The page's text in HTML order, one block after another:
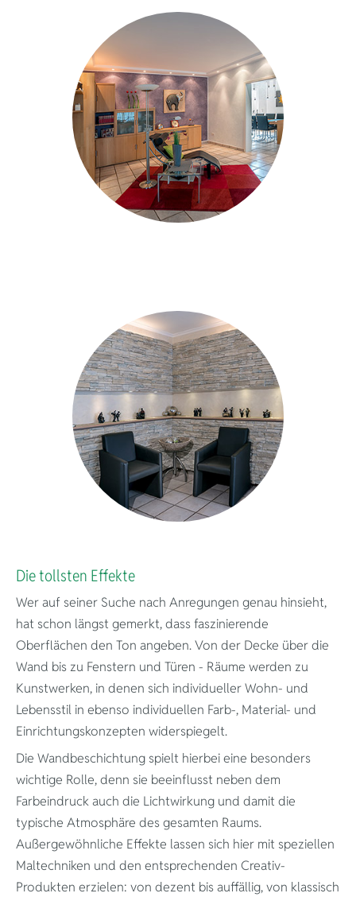
Farbe seit
Über 50
Die tollsten Effekte
Wer auf seiner Suche nach Anregungen genau hinsieht,
hat schon längst gemerkt, dass faszinierende
Oberflächen den Ton angeben. Von der Decke über die
Wand bis zu Fenstern und Türen - Räume werden zu
Kunstwerken, in denen sich individueller Wohn- und
Lebensstil in ebenso individuellen Farb-, Material- und
Einrichtungskonzepten widerspiegelt.
Die Wandbeschichtung spielt hierbei eine besonders
wichtige Rolle, denn sie beeinflusst neben dem
Farbeindruck auch die Lichtwirkung und damit die
typische Atmosphäre des gesamten Raums.
Außergewöhnliche Effekte lassen sich hier mit speziellen
Maltechniken und den entsprechenden Creativ-
Produkten erzielen: von dezent bis auffällig, von klassisch